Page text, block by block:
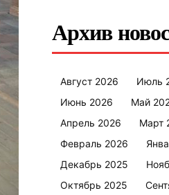
Архив
Август 2026
Июль
Июнь 2026
Май
Апрель 2026
Март
Февраль 2026
Декабрь 2025
Октябрь 2025